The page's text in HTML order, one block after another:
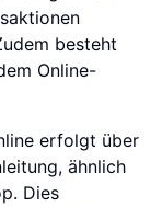
besteht
Online-
erfolgt über
ähnlich
Dies